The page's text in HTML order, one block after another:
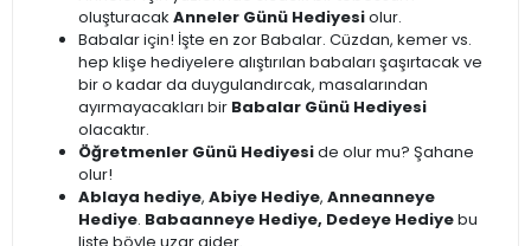
oluşturacak Anneler Günü Hediyesiolur.
Babalar için! İşte en zor Babalar. Cüzdan, kemer vs.
hep klişe hediyelere alıştırılan babaları şaşırtacak ve
bir o kadar da duygulandırcak, masalarından
ayırmayacakları bir Babalar Günü Hediyesi
olacaktır.
Öğretmenler Günü Hediyeside olur mu? Şahane
olur!
Ablaya hediye, Abiye Hediye, Anneanneye
Hediye. Babaanneye Hediye, Dedeye Hediyebu